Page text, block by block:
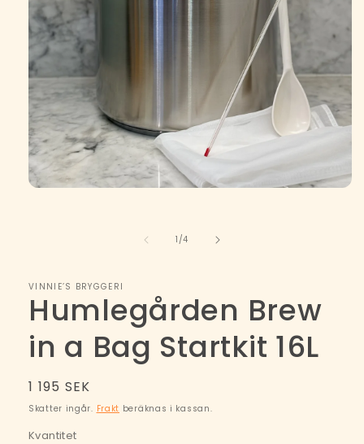
1 /av
4
VINNIE’S BRYGGERI
Humlegården Brew
in a Bag Startkit 16L
Ordinarie
pris
1 195 SEK
Skatter ingår. Frakt beräknas i kassan.
Kvantitet